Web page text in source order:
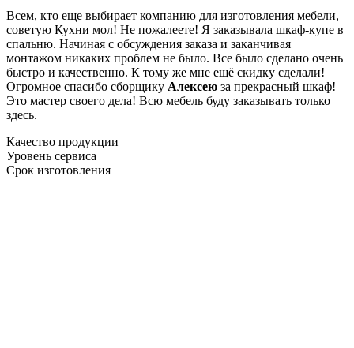
Всем, кто еще выбирает компанию для изготовления мебели,
советую Кухни мол! Не пожалеете! Я заказывала шкаф-купе в
спальню. Начиная с обсуждения заказа и заканчивая
монтажом никаких проблем не было. Все было сделано очень
быстро и качественно. К тому же мне ещё скидку сделали!
Огромное спасибо сборщику Алексею за прекрасный шкаф!
Это мастер своего дела! Всю мебель буду заказывать только
здесь.
Качество продукции
Уровень сервиса
Срок изготовления